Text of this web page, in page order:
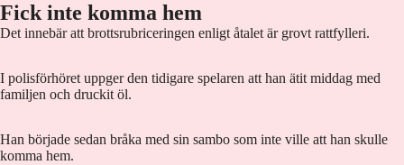
Fick inte komma hem
Det innebär att brottsrubriceringen enligt åtalet är grovt rattfylleri.
I polisförhöret uppger den tidigare spelaren att han ätit middag med
familjen och druckit öl.
Han började sedan bråka med sin sambo som inte ville att han skulle
komma hem.